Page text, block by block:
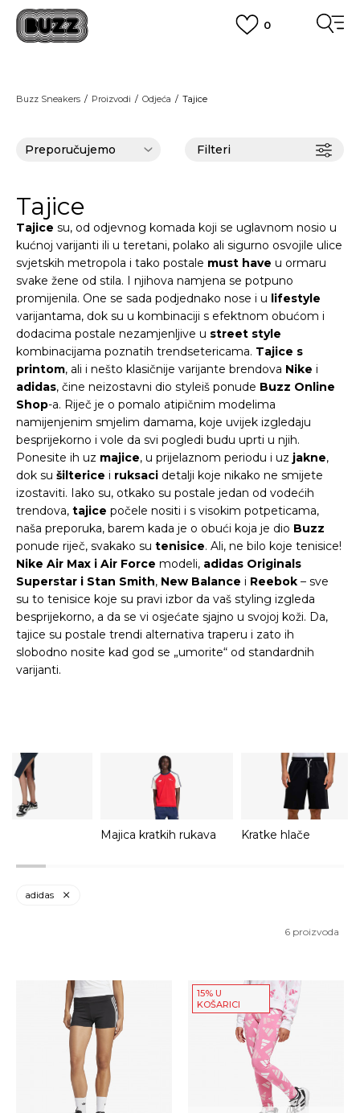
0
Dostava 1,50 €| Više od 800 paketomata u Hrvatskoj
POGLEDAJ VIŠE
POVRAT ROBE
do 12 rata bez kamata
POGLEDAJ VIŠE
CLICK& COLLECT
besplatno preuzimanje u trgovini
POGLEDAJ VIŠE
KORISNIČKA SLUŽBA
kontaktirajte nas brzo i jednostavno
KAKO DO R1 RAČUNA
POGLEDAJ VIŠE
Buzz Sneakers Proizvodi Odjeća Tajice
Filteri
Tajice
Tajice su, od odjevnog komada koji se uglavnom nosio u
kućnoj varijanti ili u teretani, polako ali sigurno osvojile ulice
svjetskih metropola i tako postale must have u ormaru
svake žene od stila. I njihova namjena se potpuno
promijenila. One se sada podjednako nose i u lifestyle
varijantama, dok su u kombinaciji s efektnom obućom i
dodacima postale nezamjenljive u street style
kombinacijama poznatih trendsetericama. Tajice s
printom, ali i nešto klasičnije varijante brendova Nike i
adidas, čine neizostavni dio styleiš ponude Buzz Online
Shop-a. Riječ je o pomalo atipičnim modelima
namijenjenim smjelim damama, koje uvijek izgledaju
besprijekorno i vole da svi pogledi budu uprti u njih.
Ponesite ih uz majice, u prijelaznom periodu i uz jakne,
dok su šilterice i ruksaci detalji koje nikako ne smijete
izostaviti. Iako su, otkako su postale jedan od vodećih
trendova, tajice počele nositi i s visokim potpeticama,
naša preporuka, barem kada je o obući koja je dio Buzz
ponude riječ, svakako su tenisice. Ali, ne bilo koje tenisice!
Nike Air Max i Air Force modeli, adidas Originals
Superstar i Stan Smith, New Balance i Reebok – sve
su to tenisice koje su pravi izbor da vaš styling izgleda
besprijekorno, a da se vi osjećate sjajno u svojoj koži. Da,
tajice su postale trendi alternativa traperu i zato ih
slobodno nosite kad god se „umorite“ od standardnih
varijanti.
Majica kratkih rukava Kratke hlače
adidas
6 proizvoda
15% U
KOŠARICI